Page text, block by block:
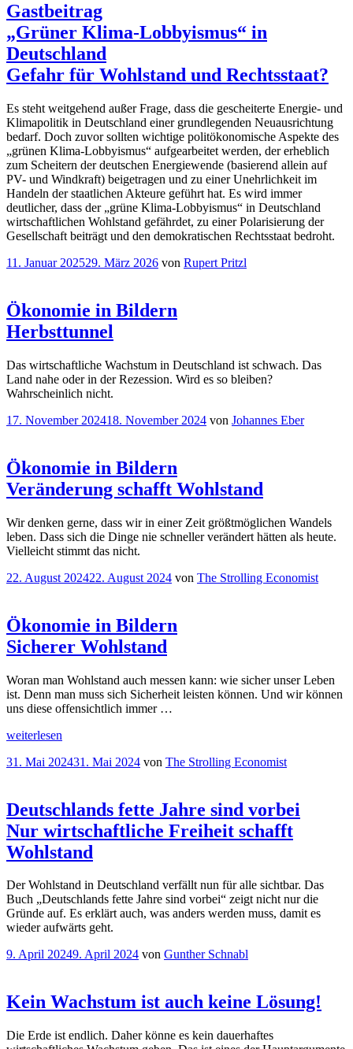
Gastbeitrag
„Grüner Klima-Lobbyismus“ in
Deutschland
Gefahr für Wohlstand und Rechtsstaat?
Es steht weitgehend außer Frage, dass die gescheiterte Energie- und
Klimapolitik in Deutschland einer grundlegenden Neuausrichtung
bedarf. Doch zuvor sollten wichtige politökonomische Aspekte des
„grünen Klima-Lobbyismus“ aufgearbeitet werden, der erheblich
zum Scheitern der deutschen Energiewende (basierend allein auf
PV- und Windkraft) beigetragen und zu einer Unehrlichkeit im
Handeln der staatlichen Akteure geführt hat. Es wird immer
deutlicher, dass der „grüne Klima-Lobbyismus“ in Deutschland
wirtschaftlichen Wohlstand gefährdet, zu einer Polarisierung der
Gesellschaft beiträgt und den demokratischen Rechtsstaat bedroht.
Veröffentlicht
11. Januar 202529. März 2026 von Rupert Pritzl
Ökonomie in Bildern
Herbsttunnel
Das wirtschaftliche Wachstum in Deutschland ist schwach. Das
Land nahe oder in der Rezession. Wird es so bleiben?
Wahrscheinlich nicht.
Veröffentlicht
17. November 202418. November 2024 von Johannes Eber
Ökonomie in Bildern
Veränderung schafft Wohlstand
Wir denken gerne, dass wir in einer Zeit größtmöglichen Wandels
leben. Dass sich die Dinge nie schneller verändert hätten als heute.
Vielleicht stimmt das nicht.
Veröffentlicht
22. August 202422. August 2024 von The Strolling Economist
Ökonomie in Bildern
Sicherer Wohlstand
Woran man Wohlstand auch messen kann: wie sicher unser Leben
ist. Denn man muss sich Sicherheit leisten können. Und wir können
uns diese offensichtlich immer …
„Ökonomie
Bildern
weiterlesen
Veröffentlicht
31. Mai 202431. Mai 2024 von The Strolling Economist
Deutschlands fette Jahre sind vorbei
Nur wirtschaftliche Freiheit schafft
Wohlstand
Der Wohlstand in Deutschland verfällt nun für alle sichtbar. Das
Buch „Deutschlands fette Jahre sind vorbei“ zeigt nicht nur die
Gründe auf. Es erklärt auch, was anders werden muss, damit es
wieder aufwärts geht.
Veröffentlicht
9. April 20249. April 2024 von Gunther Schnabl
Kein Wachstum ist auch keine Lösung!
Die Erde ist endlich. Daher könne es kein dauerhaftes